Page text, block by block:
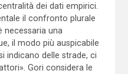
dei dati empirici.
il confronto plurale
necessaria una
il modo più auspicabile
indicano delle strade, ci
Gori considera le